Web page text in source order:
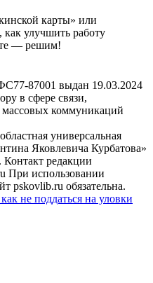
карты» или
как улучшить работу
— решим!
87001 выдан 19.03.2024
в сфере связи,
коммуникаций
универсальная
Яковлевича Курбатова»
редакции
При использовании
pskovlib.ru обязательна.
не поддаться на уловки